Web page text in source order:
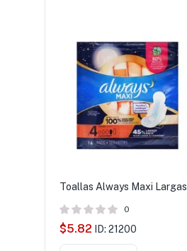
Toallas Always Maxi Largas
0
$5.82 ID: 21200